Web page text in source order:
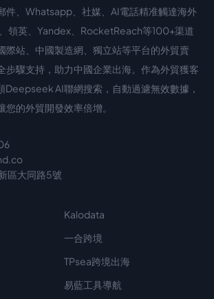
件、Whatsapp、社媒、AI電話精准觸達海外
領英、Yandex、RocketReach等100+渠道
際站、中國製造網、獨立站等平台的外貿賣
步驟支持，助力中國企業出海。作為外貿獲客
Deepseek AI聯網搜索，自動過濾無效數據，
的外貿開發效率倍增。
區大同路5號
Kalodata
一合跨境
TPsea跨境出海
易藍工具導航